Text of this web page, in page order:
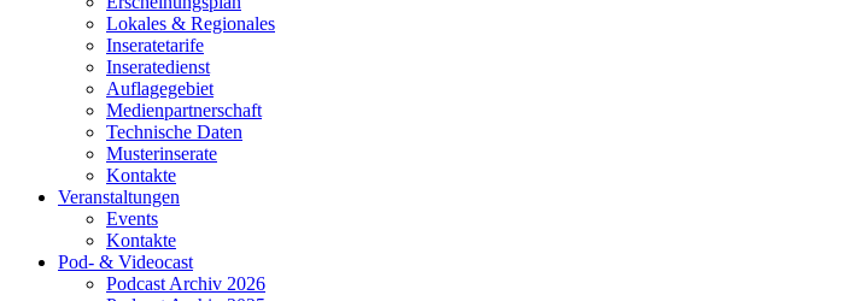
Lokales & Regionales
Inseratetarife
Inseratedienst
Auflagegebiet
Medienpartnerschaft
Technische Daten
Musterinserate
Kontakte
Veranstaltungen
Events
Kontakte
Pod- & Videocast
Podcast Archiv 2026